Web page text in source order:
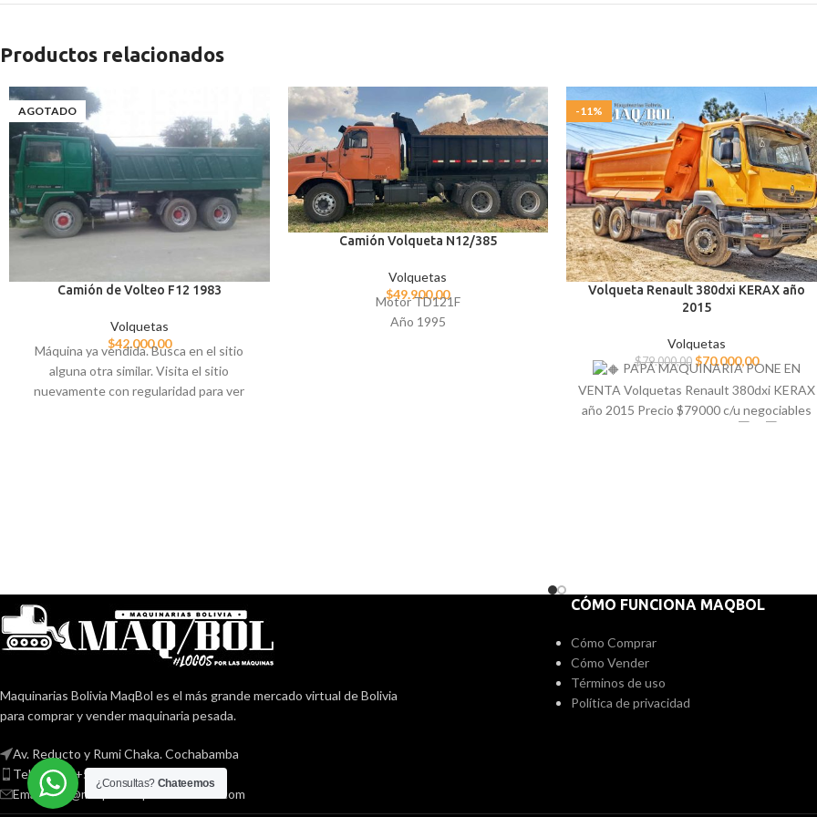
Productos relacionados
AGOTADO
Camión de Volteo F12 1983
Volquetas
$42.000,00
Máquina ya vendida. Busca en el sitio
alguna otra similar. Visita el sitio
nuevamente con regularidad para ver
Camión Volqueta N12/385
Volquetas
$49.900,00
Motor TD121F
Año 1995
-11%
Volqueta Renault 380dxi KERAX año
2015
Volquetas
$79.000,00 $70.000,00
PAPÁ MAQUINARIA PONE EN
VENTA Volquetas Renault 380dxi KERAX
año 2015 Precio $79000 c/u negociables
Maquinarias Bolivia MaqBol es el más grande mercado virtual de Bolivia
para comprar y vender maquinaria pesada.
Av. Reducto y Rumi Chaka. Cochabamba
Teléfono: (+591) 78333685
Email: info@maquinariapesadabolivia.com
CÓMO FUNCIONA MAQBOL
Cómo Comprar
Cómo Vender
Términos de uso
Política de privacidad
¿Consultas? Chateemos